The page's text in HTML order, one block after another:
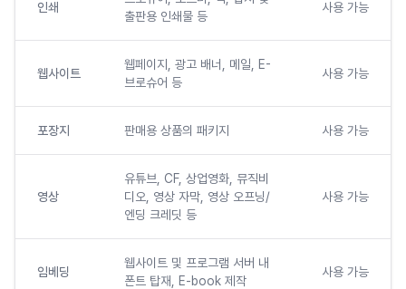
인쇄
출판용 인쇄물 등
사용 가능
웹사이트
웹페이지, 광고 배너, 메일, E-
브로슈어 등
사용 가능
포장지 판매용 상품의 패키지 사용 가능
영상
유튜브, CF, 상업영화, 뮤직비
디오, 영상 자막, 영상 오프닝/
엔딩 크레딧 등
사용 가능
임베딩
웹사이트 및 프로그램 서버 내
폰트 탑재, E-book 제작
사용 가능